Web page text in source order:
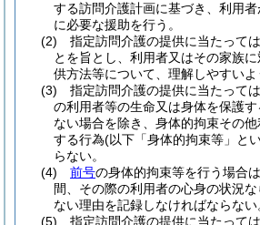
する訪問介護計画に基づき、利用
に必要な援助を行う。
(2)
指定訪問介護の提供に当たって
とを旨とし、利用者又はその家族
供方法等について、理解しやすいよ
(3)
指定訪問介護の提供に当たって
の利用者等の生命又は身体を保護
ない場合を除き、身体的拘束その
する行為(以下「身体的拘束等」と
らない。
(4)
前号の身体的拘束等を行う場合
間、その際の利用者の心身の状況
ない理由を記録しなければならない
(5)
指定訪問介護の提供に当たって